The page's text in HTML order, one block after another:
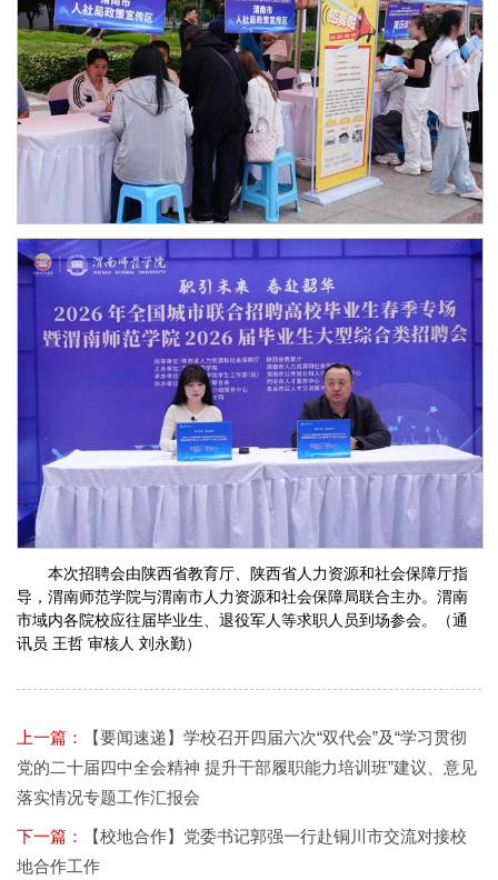
本次招聘会由陕西省教育厅、陕西省人力资源和社会保障厅指
导，渭南师范学院与渭南市人力资源和社会保障局联合主办。渭南
市域内各院校应往届毕业生、退役军人等求职人员到场参会。（通
讯员 王哲 审核人 刘永勤）
上一篇：
【要闻速递】学校召开四届六次“双代会”及“学习贯彻
党的二十届四中全会精神 提升干部履职能力培训班”建议、意见
落实情况专题工作汇报会
下一篇：
【校地合作】党委书记郭强一行赴铜川市交流对接校
地合作工作